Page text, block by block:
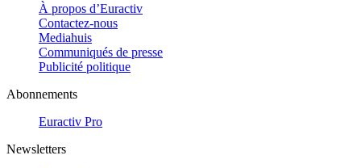
À propos d’Euractiv
Contactez-nous
Mediahuis
Communiqués de presse
Publicité politique
Abonnements
Euractiv Pro
Newsletters